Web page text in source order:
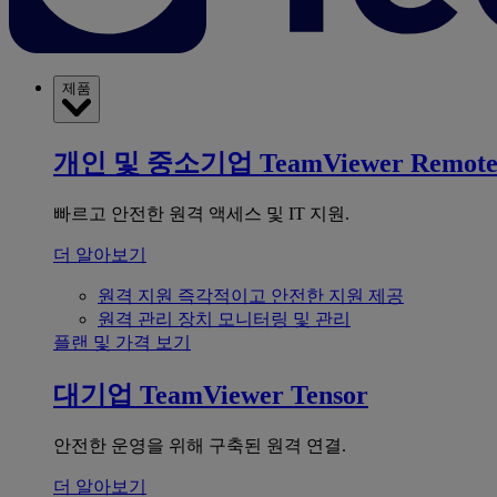
제품
개인 및 중소기업 TeamViewer Remote
빠르고 안전한 원격 액세스 및 IT 지원.
더 알아보기
원격 지원 즉각적이고 안전한 지원 제공
원격 관리 장치 모니터링 및 관리
플랜 및 가격 보기
대기업 TeamViewer Tensor
안전한 운영을 위해 구축된 원격 연결.
더 알아보기